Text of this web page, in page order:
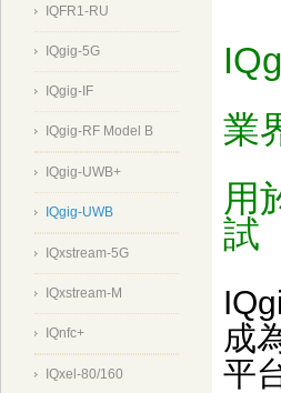
IQFR1-RU
IQgig-5G
IQgig-IF
IQgig-RF Model B
IQgig-UWB+
IQgig-UWB
IQxstream-5G
IQxstream-M
IQnfc+
IQxel-80/160
業
用
試
成
平